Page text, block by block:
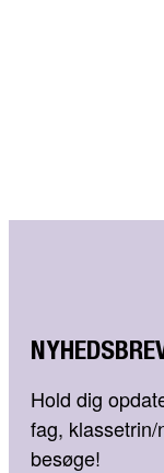
Hold dig
fag,
besøge!